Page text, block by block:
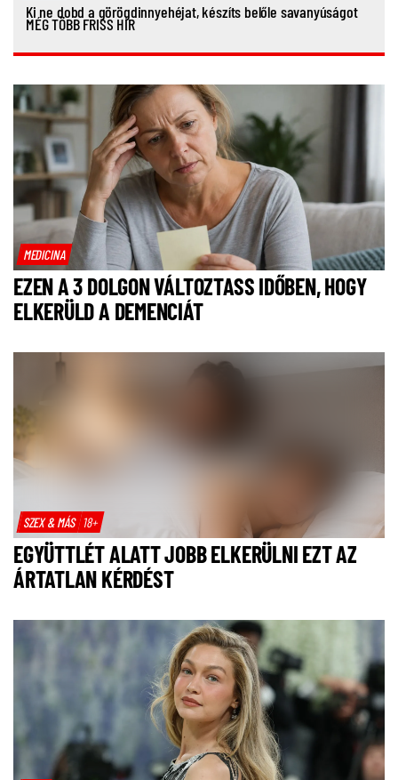
Ki ne dobd a görögdinnyehéjat, készíts belőle savanyúságot
MÉG TÖBB FRISS HÍR
MEDICINA
EZEN A 3 DOLGON VÁLTOZTASS IDŐBEN, HOGY
ELKERÜLD A DEMENCIÁT
SZEX & MÁS 18+
EGYÜTTLÉT ALATT JOBB ELKERÜLNI EZT AZ
ÁRTATLAN KÉRDÉST